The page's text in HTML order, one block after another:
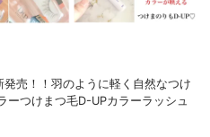
売！！⁡羽のように軽く自然なつけ
ーつけまつ毛⁡⁡D-UPカラーラッシュ